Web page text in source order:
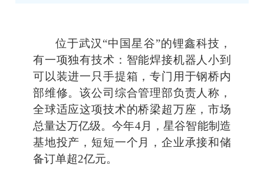
位于武汉“中国星谷”的锂鑫科技，
有一项独有技术：智能焊接机器人小到
可以装进一只手提箱，专门用于钢桥内
部维修。该公司综合管理部负责人称，
全球适应这项技术的桥梁超万座，市场
总量达万亿级。今年4月，星谷智能制造
基地投产，短短一个月，企业承接和储
备订单超2亿元。